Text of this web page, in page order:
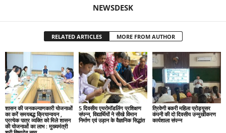
NEWSDESK
RELATED ARTICLES MORE FROM AUTHOR
शासन की जनकल्याणकारी योजनाओं
का करें समयबद्ध क्रियान्वयन ,
प्रत्येक पात्र व्यक्ति को मिले शासन
की योजनाओं का लाभ : मुख्यमंत्री
5 दिवसीय एयरोमॉडलिंग प्रशिक्षण
संपन्न, विद्यार्थियों ने सीखे विमान
निर्माण एवं उड़ान के वैज्ञानिक सिद्धांत
त्रिवेणी बकरी महिला प्रोड्यूसर
कंपनी की दो दिवसीय उन्मुखीकरण
कार्यशाला संपन्न